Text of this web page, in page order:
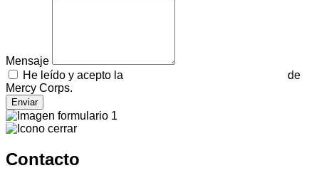
Mensaje
He leído y acepto la
de
Mercy Corps.
Enviar
Contacto